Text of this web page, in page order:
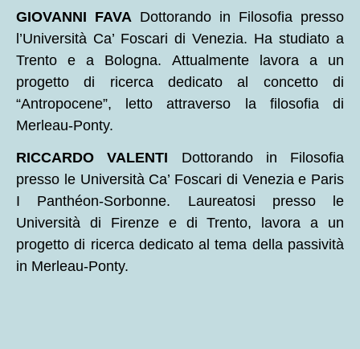
GIOVANNI FAVA Dottorando in Filosofia presso
l’Università Ca’ Foscari di Venezia. Ha studiato a
Trento e a Bologna. Attualmente lavora a un
progetto di ricerca dedicato al concetto di
“Antropocene”, letto attraverso la filosofia di
Merleau-Ponty.
RICCARDO VALENTI Dottorando in Filosofia
presso le Università Ca’ Foscari di Venezia e Paris
I Panthéon-Sorbonne. Laureatosi presso le
Università di Firenze e di Trento, lavora a un
progetto di ricerca dedicato al tema della passività
in Merleau-Ponty.